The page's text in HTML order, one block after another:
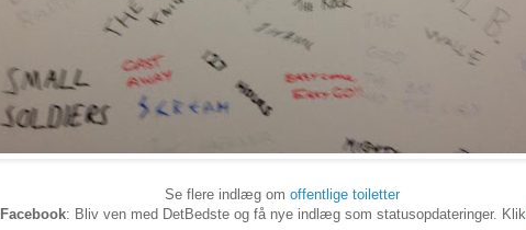
Se flere indlæg om offentlige toiletter
Facebook: Bliv ven med DetBedste og få nye indlæg som statusopdateringer. Klik